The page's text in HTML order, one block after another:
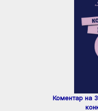
Коментар на